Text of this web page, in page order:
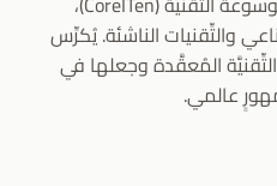
والتِّقنيات الناشئة. يُكرِّس
المُعقَّدة وجعلها في
عالمي.